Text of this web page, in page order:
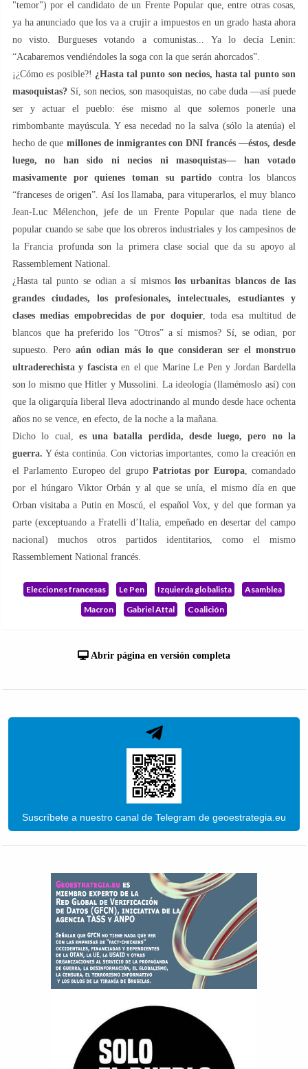
"temor") por el candidato de un Frente Popular que, entre otras cosas,
ya ha anunciado que los va a crujir a impuestos en un grado hasta ahora
no visto. Burgueses votando a comunistas... Ya lo decía Lenin:
“Acabaremos vendiéndoles la soga con la que serán ahorcados”.
¡¿Cómo es posible?! ¿Hasta tal punto son necios, hasta tal punto son
masoquistas? Sí, son necios, son masoquistas, no cabe duda —así puede
ser y actuar el pueblo: ése mismo al que solemos ponerle una
rimbombante mayúscula. Y esa necedad no la salva (sólo la atenúa) el
hecho de que millones de inmigrantes con DNI francés —éstos, desde
luego, no han sido ni necios ni masoquistas— han votado
masivamente por quienes toman su partido contra los blancos
“franceses de origen”. Así los llamaba, para vituperarlos, el muy blanco
Jean-Luc Mélenchon, jefe de un Frente Popular que nada tiene de
popular cuando se sabe que los obreros industriales y los campesinos de
la Francia profunda son la primera clase social que da su apoyo al
Rassemblement National.
¿Hasta tal punto se odian a sí mismoslos urbanitas blancos de las
grandes ciudades, los profesionales, intelectuales, estudiantes y
clases medias empobrecidas de por doquier, toda esa multitud de
blancos que ha preferido los “Otros” a sí mismos? Sí, se odian, por
supuesto. Pero aún odian más lo que consideran ser el monstruo
ultraderechista y fascistaen el que Marine Le Pen y Jordan Bardella
son lo mismo que Hitler y Mussolini. La ideología (llamémoslo así) con
que la oligarquía liberal lleva adoctrinando al mundo desde hace ochenta
años no se vence, en efecto, de la noche a la mañana.
Dicho lo cual, es una batalla perdida, desde luego, pero no la
guerra. Y ésta continúa. Con victorias importantes, como la creación en
el Parlamento Europeo del grupo Patriotas por Europa, comandado
por el húngaro Viktor Orbán y al que se unía, el mismo día en que
Orban visitaba a Putin en Moscú, el español Vox, y del que forman ya
parte (exceptuando a Fratelli d’Italia, empeñado en desertar del campo
nacional) muchos otros partidos identitarios, como el mismo
Rassemblement National francés.
Elecciones francesas Le Pen Izquierda globalista
Asamblea
Macron
Gabriel Attal Coalición
Abrir página en versión completa
Suscríbete a nuestro canal de Telegram de geoestrategia.eu